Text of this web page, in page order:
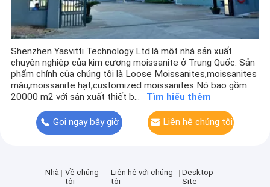
Shenzhen Yasvitti Technology Ltd.là một nhà sản xuất
chuyên nghiệp của kim cương moissanite ở Trung Quốc. Sản
phẩm chính của chúng tôi là Loose Moissanites,moissanites
màu,moissanite hạt,customized moissanites Nó bao gồm
20000 m2 với sản xuất thiết b...
Tìm hiểu thêm
Gọi ngay bây giờ Liên hệ chúng tôi
Nhà
Về chúng
tôi
Liên hệ với chúng
tôi
Desktop
Site